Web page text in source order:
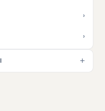
›
›
+